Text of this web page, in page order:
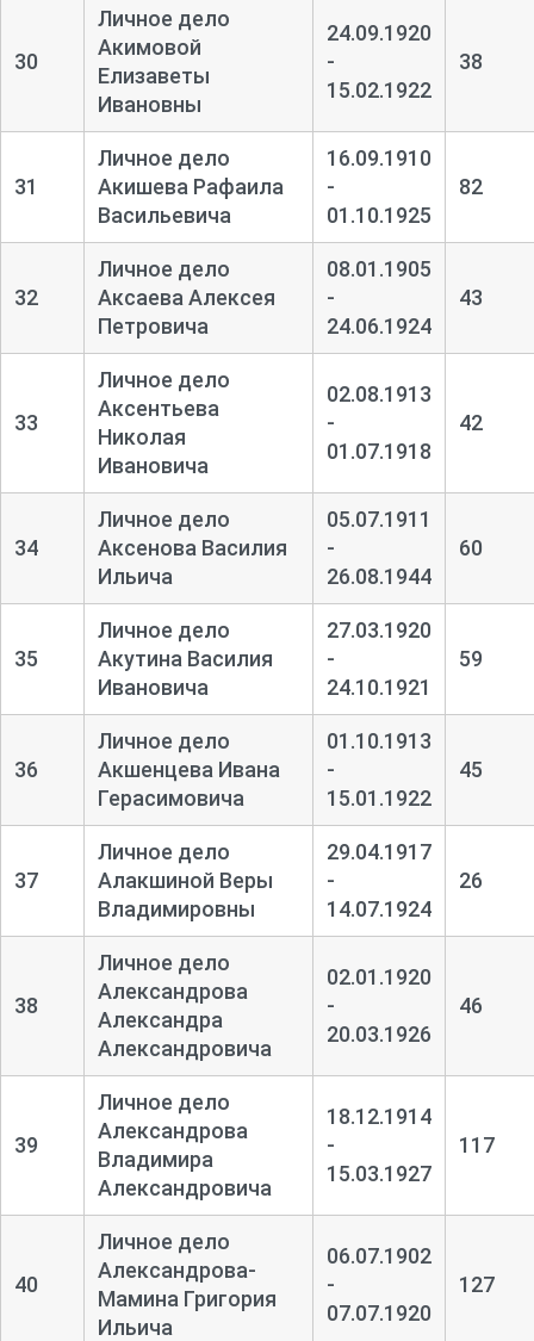
30
Личное дело
Акимовой
Елизаветы
Ивановны
24.09.1920
-
15.02.1922
38
31
Личное дело
Акишева Рафаила
Васильевича
16.09.1910
-
01.10.1925
82
32
Личное дело
Аксаева Алексея
Петровича
08.01.1905
-
24.06.1924
43
33
Личное дело
Аксентьева
Николая
Ивановича
02.08.1913
-
01.07.1918
42
34
Личное дело
Аксенова Василия
Ильича
05.07.1911
-
26.08.1944
60
35
Личное дело
Акутина Василия
Ивановича
27.03.1920
-
24.10.1921
59
36
Личное дело
Акшенцева Ивана
Герасимовича
01.10.1913
-
15.01.1922
45
37
Личное дело
Алакшиной Веры
Владимировны
29.04.1917
-
14.07.1924
26
38
Личное дело
Александрова
Александра
Александровича
02.01.1920
-
20.03.1926
46
39
Личное дело
Александрова
Владимира
Александровича
18.12.1914
-
15.03.1927
117
40
Личное дело
Александрова-
Мамина Григория
Ильича
06.07.1902
-
07.07.1920
127